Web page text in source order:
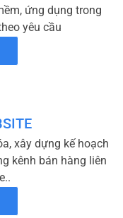
ứng dụng trong
yêu cầu
xây dựng kế hoạch
kênh bán hàng liên